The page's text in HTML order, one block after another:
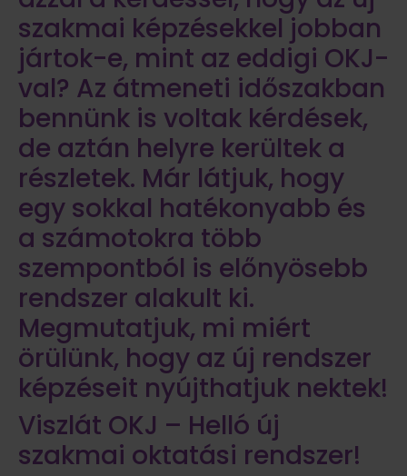
szakmai képzésekkel jobban
jártok-e, mint az eddigi OKJ-
val? Az átmeneti időszakban
bennünk is voltak kérdések,
de aztán helyre kerültek a
részletek. Már látjuk, hogy
egy sokkal hatékonyabb és
a számotokra több
szempontból is előnyösebb
rendszer alakult ki.
Megmutatjuk, mi miért
örülünk, hogy az új rendszer
képzéseit nyújthatjuk nektek!
Viszlát OKJ – Helló új
szakmai oktatási rendszer!